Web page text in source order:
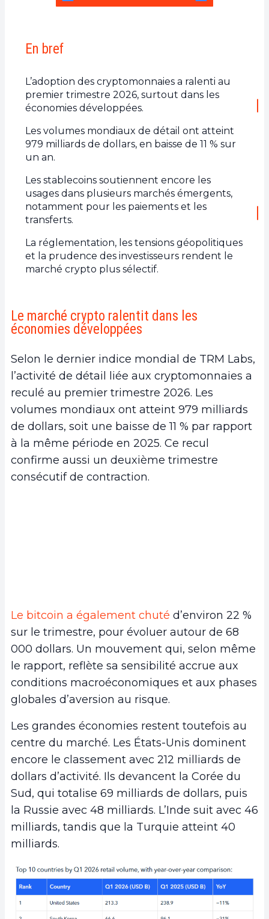
En bref
L’adoption des cryptomonnaies a ralenti au
premier trimestre 2026, surtout dans les
économies développées.
Les volumes mondiaux de détail ont atteint
979 milliards de dollars, en baisse de 11 % sur
un an.
Les stablecoins soutiennent encore les
usages dans plusieurs marchés émergents,
notamment pour les paiements et les
transferts.
La réglementation, les tensions géopolitiques
et la prudence des investisseurs rendent le
marché crypto plus sélectif.
Le marché crypto ralentit dans les
économies développées
Selon le dernier indice mondial de TRM Labs,
l’activité de détail liée aux cryptomonnaies a
reculé au premier trimestre 2026. Les
volumes mondiaux ont atteint 979 milliards
de dollars, soit une baisse de 11 % par rapport
à la même période en 2025. Ce recul
confirme aussi un deuxième trimestre
consécutif de contraction.
Le bitcoin a également chuté d’environ 22 %
sur le trimestre, pour évoluer autour de 68
000 dollars. Un mouvement qui, selon même
le rapport, reflète sa sensibilité accrue aux
conditions macroéconomiques et aux phases
globales d’aversion au risque.
Les grandes économies restent toutefois au
centre du marché. Les États-Unis dominent
encore le classement avec 212 milliards de
dollars d’activité. Ils devancent la Corée du
Sud, qui totalise 69 milliards de dollars, puis
la Russie avec 48 milliards. L’Inde suit avec 46
milliards, tandis que la Turquie atteint 40
milliards.